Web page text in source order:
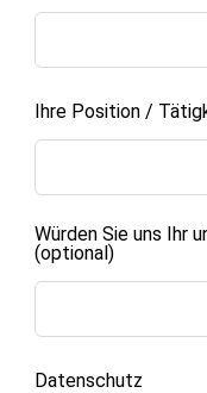
Ihre Position /
Würden Sie uns Ihr
(optional)
Datenschutz